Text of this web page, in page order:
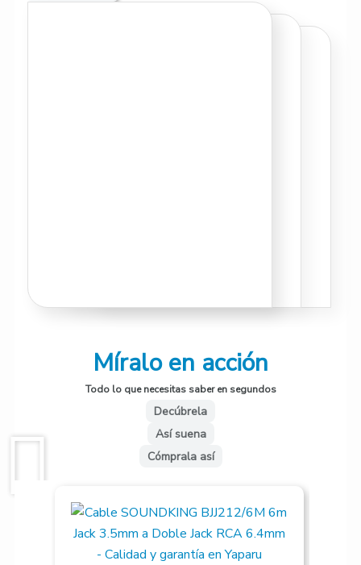
Míralo en acción
Todo lo que necesitas saber en segundos
Decúbrela
Así suena
Cómprala así